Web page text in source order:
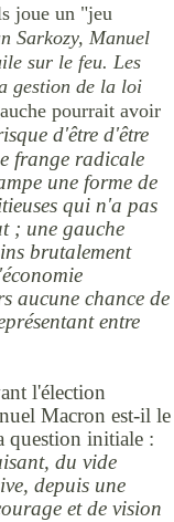
joue un "jeu
Sarkozy, Manuel
sur le feu. Les
gestion de la loi
pourrait avoir
d'être d'être
frange radicale
une forme de
qui n'a pas
; une gauche
brutalement
aucune chance de
entre
l'élection
Macron est-il le
question initiale :
du vide
depuis une
et de vision